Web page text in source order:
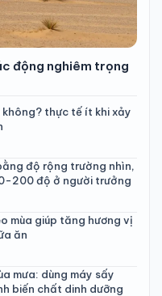
động nghiêm trọng
thực tế ít khi xảy
độ rộng trường nhìn,
200 độ ở người trưởng
mùa giúp tăng hương vị
ăn
mưa: dùng máy sấy
biến chất dinh dưỡng